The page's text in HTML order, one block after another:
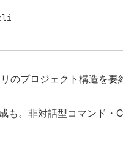
のプロジェクト構造を要
も。非対話型コマンド・